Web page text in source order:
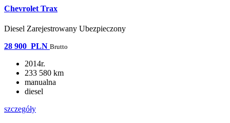
Chevrolet Trax
Diesel Zarejestrowany Ubezpieczony
28 900 PLN Brutto
2014r.
233 580 km
manualna
diesel
szczegóły